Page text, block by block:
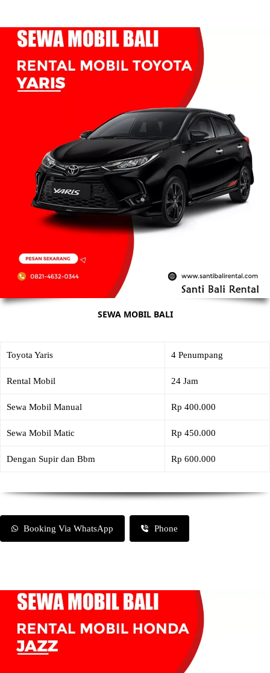
SEWA MOBIL BALI
Toyota Yaris 4 Penumpang
Rental Mobil 24 Jam
Sewa Mobil Manual Rp 400.000
Sewa Mobil Matic Rp 450.000
Dengan Supir dan Bbm Rp 600.000
Booking Via WhatsApp Phone